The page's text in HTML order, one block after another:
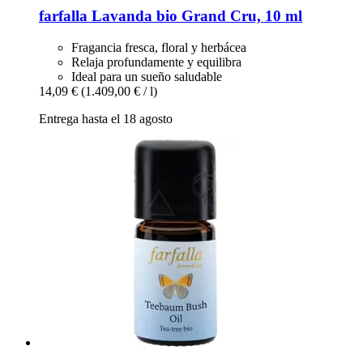
farfalla Lavanda bio Grand Cru, 10 ml
Fragancia fresca, floral y herbácea
Relaja profundamente y equilibra
Ideal para un sueño saludable
14,09 € (1.409,00 € / l)
Entrega hasta el 18 agosto